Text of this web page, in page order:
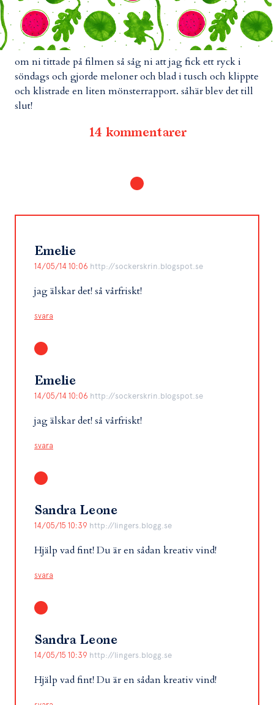
om ni tittade på filmen så såg ni att jag fick ett ryck i
söndags och gjorde meloner och blad i tusch och klippte
och klistrade en liten mönsterrapport. såhär blev det till
slut!
14 kommentarer
Emelie
14/05/14 10:06 http://sockerskrin.blogspot.se
jag älskar det! så vårfriskt!
svara
Emelie
14/05/14 10:06 http://sockerskrin.blogspot.se
jag älskar det! så vårfriskt!
svara
Sandra Leone
14/05/15 10:39 http://lingers.blogg.se
Hjälp vad fint! Du är en sådan kreativ vind!
svara
Sandra Leone
14/05/15 10:39 http://lingers.blogg.se
Hjälp vad fint! Du är en sådan kreativ vind!